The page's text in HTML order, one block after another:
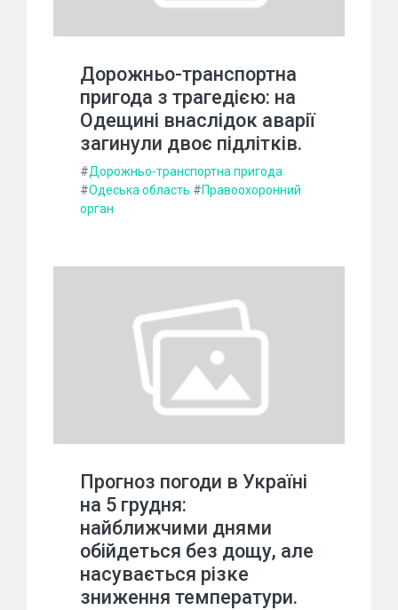
Дорожньо-транспортна
пригода з трагедією: на
Одещині внаслідок аварії
загинули двоє підлітків.
#Дорожньо-транспортна пригода
#Одеська область #Правоохоронний
орган
Прогноз погоди в Україні
на 5 грудня:
найближчими днями
обійдеться без дощу, але
насувається різке
зниження температури.